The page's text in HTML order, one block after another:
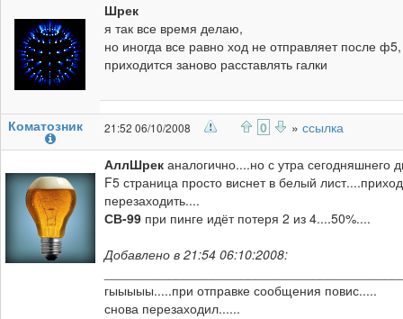
Шрек
я так все время делаю,
но иногда все равно ход не отправляет после ф5,
приходится заново расставлять галки
Коматозник 21:52 06/10/2008 0 » ссылка
АллШрек аналогично....но с утра сегодняшнего
F5 страница просто виснет в белый
перезаходить....
СВ-99 при пинге идёт потеря 2 из 4....50%....
Добавлено в 21:54 06:10:2008:
гыыыыы.....при отправке сообщения повис.....
снова перезаходил......